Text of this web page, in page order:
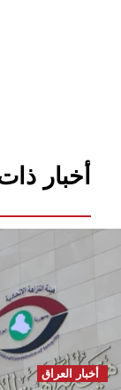
أخبار
أخبار العراق